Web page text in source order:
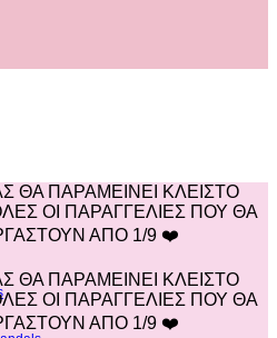
ΘΑ ΠΑΡΑΜΕΙΝΕΙ ΚΛΕΙΣΤΟ
ΟΙ ΠΑΡΑΓΓΕΛΙΕΣ ΠΟΥ ΘΑ
ΑΠΟ 1/9 ❤️
ΘΑ ΠΑΡΑΜΕΙΝΕΙ ΚΛΕΙΣΤΟ
ΟΙ ΠΑΡΑΓΓΕΛΙΕΣ ΠΟΥ ΘΑ
ΑΠΟ 1/9 ❤️